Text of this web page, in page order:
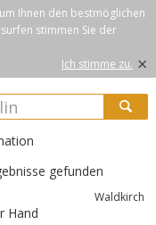
Ihnen den bestmöglichen
stimmen Sie der
Ich stimme zu. ×
gefunden
Waldkirch
Hand